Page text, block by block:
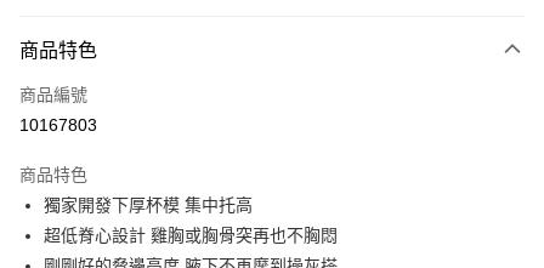
信用卡一次付款
超商取貨付款
運送方式
全家取貨付款
每筆NT$90，滿NT$1,300(含以上)免運費
商品特色
商品編號
10167803
商品特色
獨家開發下厚杯模 集中托高
超低脊心設計 雞胸或胸骨突再也不胸悶